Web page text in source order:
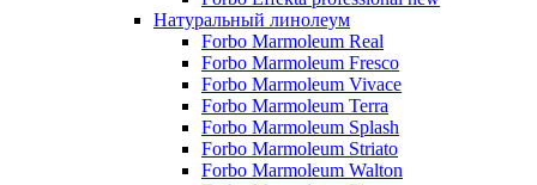
Натуральный линолеум
Forbo Marmoleum Real
Forbo Marmoleum Fresco
Forbo Marmoleum Vivace
Forbo Marmoleum Terra
Forbo Marmoleum Splash
Forbo Marmoleum Striato
Forbo Marmoleum Walton